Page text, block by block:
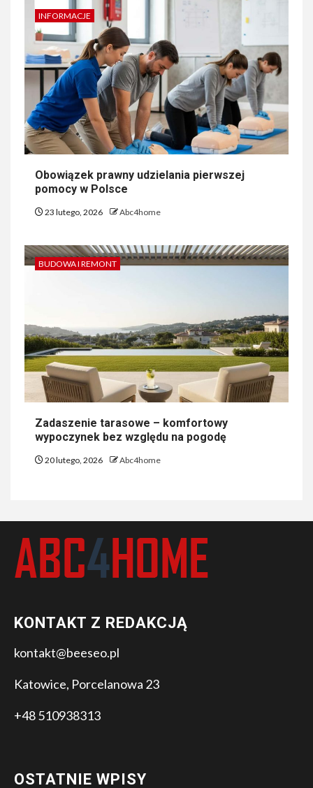
INFORMACJE
Obowiązek prawny udzielania pierwszej
pomocy w Polsce
23 lutego, 2026 Abc4home
BUDOWA I REMONT
Zadaszenie tarasowe – komfortowy
wypoczynek bez względu na pogodę
20 lutego, 2026 Abc4home
KONTAKT Z REDAKCJĄ
kontakt@beeseo.pl
Katowice, Porcelanowa 23
+48 510938313
OSTATNIE WPISY